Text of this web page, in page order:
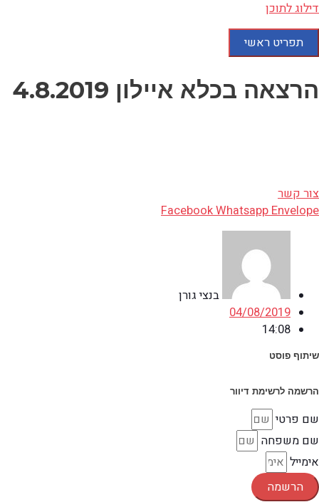
דילוג לתוכן
תפריט ראשי
הרצאה בכלא איילון 4.8.2019
צור קשר
FacebookWhatsappEnvelope
בנצי גורן
04/08/2019
14:08
שיתוף פוסט
הרשמה לרשימת דיוור
שם פרטי
שם משפחה
אימייל
הרשמה